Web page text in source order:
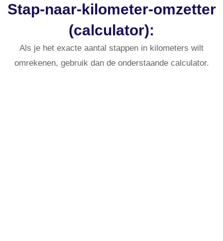
Stap-naar-kilometer-omzetter
(calculator):
Als je het exacte aantal stappen in kilometers wilt
omrekenen, gebruik dan de onderstaande calculator.